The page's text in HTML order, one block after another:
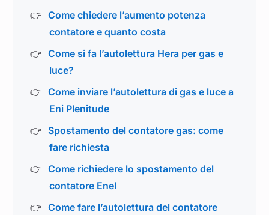
Come chiedere l’aumento potenza
contatore e quanto costa
Come si fa l’autolettura Hera per gas e
luce?
Come inviare l’autolettura di gas e luce a
Eni Plenitude
Spostamento del contatore gas: come
fare richiesta
Come richiedere lo spostamento del
contatore Enel
Come fare l’autolettura del contatore